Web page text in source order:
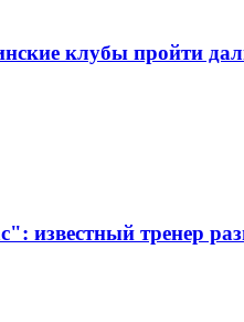
клубы пройти
известный тренер